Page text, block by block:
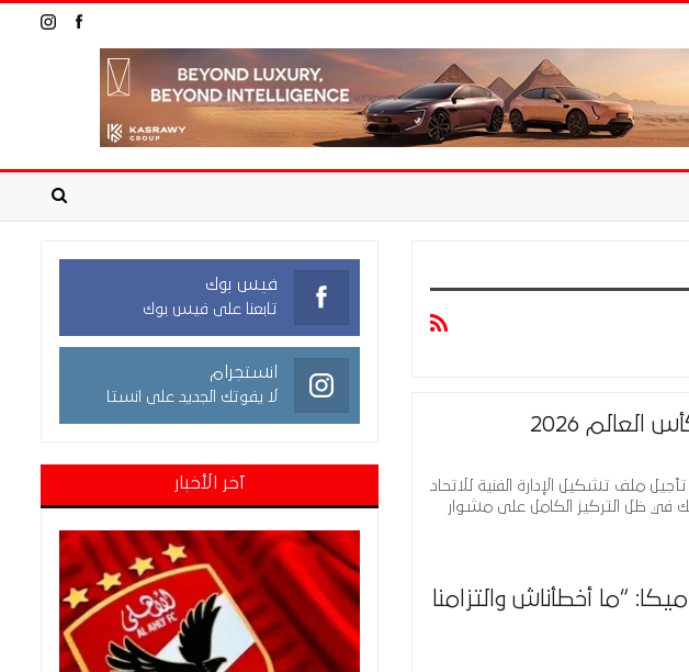
2026
ملف تشكيل الإدارة الفنية للاتحاد
مشاركة منتخب مصر في بطولة كأس العالم 2026، وذلك في ظل التركيز الكامل على مشوار
“ما أخطأناش والتزامنا
فيس بوك
تابعنا على فيس بوك
انستجرام
لا يفوتك الجديد على انستا
آخر الأخبار